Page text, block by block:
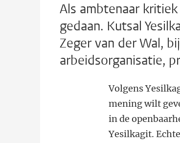
Als ambtenaar
gedaan. Kutsal
Zeger van der Wal,
arbeidsorganisatie,
Volgens
mening wilt
in de
Yesilkagit.